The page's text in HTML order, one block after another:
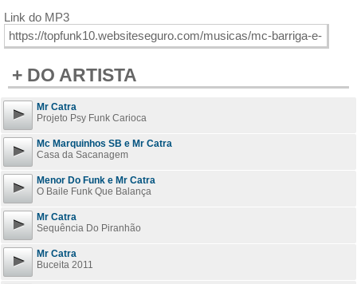
Link do MP3
+ DO ARTISTA
Mr Catra
Projeto Psy Funk Carioca
Mc Marquinhos SB e Mr Catra
Casa da Sacanagem
Menor Do Funk e Mr Catra
O Baile Funk Que Balança
Mr Catra
Sequência Do Piranhão
Mr Catra
Buceita 2011